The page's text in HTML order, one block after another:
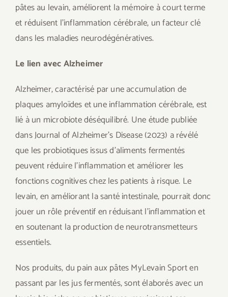
pâtes au levain, améliorent la mémoire à court terme
et réduisent l’inflammation cérébrale, un facteur clé
dans les maladies neurodégénératives.
Le lien avec Alzheimer
Alzheimer, caractérisé par une accumulation de
plaques amyloïdes et une inflammation cérébrale, est
lié à un microbiote déséquilibré. Une étude publiée
dans Journal of Alzheimer’s Disease (2023) a révélé
que les probiotiques issus d’aliments fermentés
peuvent réduire l’inflammation et améliorer les
fonctions cognitives chez les patients à risque. Le
levain, en améliorant la santé intestinale, pourrait donc
jouer un rôle préventif en réduisant l’inflammation et
en soutenant la production de neurotransmetteurs
essentiels.
Nos produits, du pain aux pâtes MyLevain Sport en
passant par les jus fermentés, sont élaborés avec un